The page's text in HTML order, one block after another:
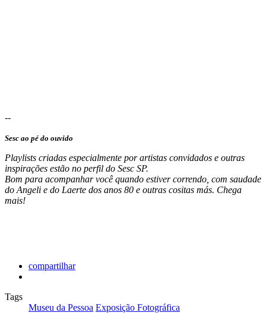
--
Sesc ao pé do ouvido
Playlists criadas especialmente por artistas convidados e outras
inspirações estão no perfil do Sesc SP.
Bom para acompanhar você quando estiver correndo, com saudade
do Angeli e do Laerte dos anos 80 e outras cositas más. Chega
mais!
compartilhar
Tags
Museu da Pessoa Exposição Fotográfica